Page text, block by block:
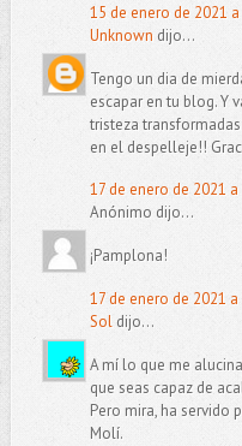
15 de enero de 2021
Unknown dijo...
Tengo un dia de
escapar en tu blog. Y
tristeza
en el despelleje!!
17 de enero de 2021 a
Anónimo dijo...
¡Pamplona!
17 de enero de 2021 a
Soldijo...
A mí lo que me
que seas capaz de
Pero mira, ha servido
Molí.